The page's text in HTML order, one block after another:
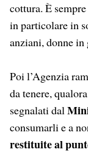
cottura. È
in particolare in
anziani, donne
Poi l’Agenzia
da tenere,
segnalati dal
consumarli e a
restituite al